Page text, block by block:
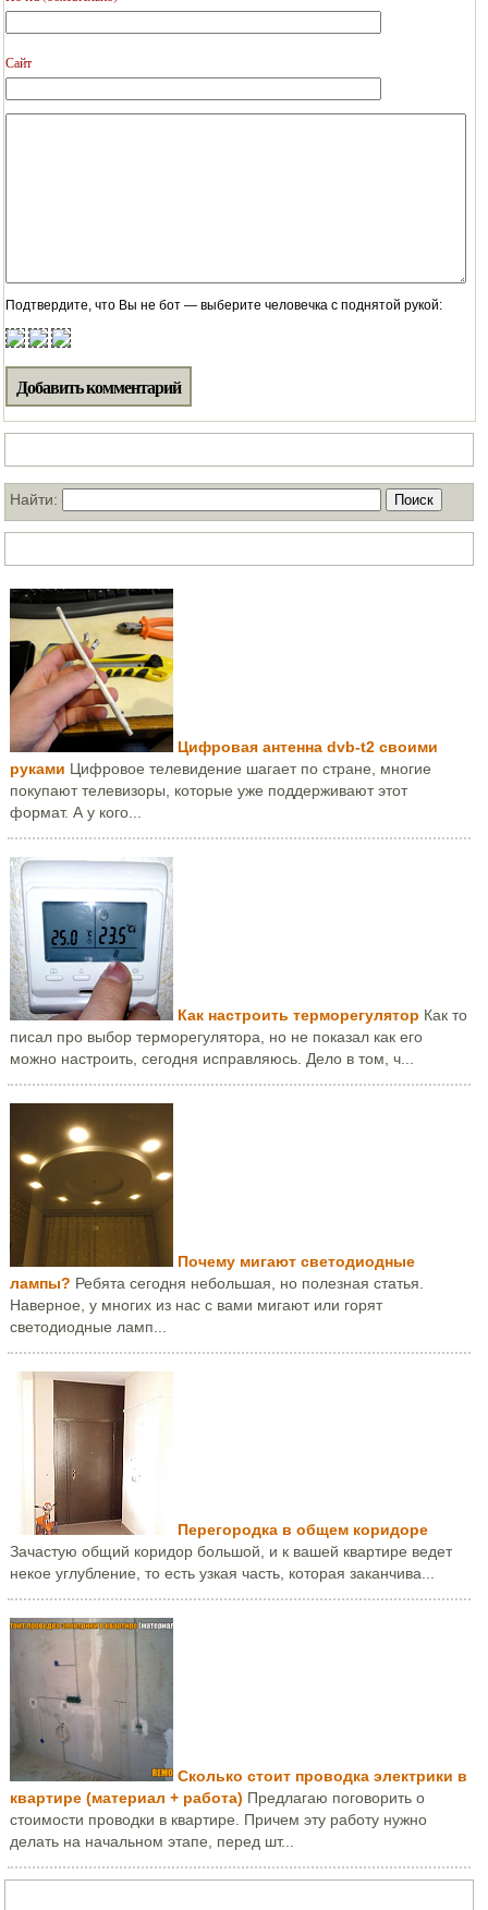
Сайт
Подтвердите, что Вы не бот — выберите человечка с поднятой рукой:
Найти:
Цифровая антенна dvb-t2 своими
руками Цифровое телевидение шагает по стране, многие
покупают телевизоры, которые уже поддерживают этот
формат. А у кого...
Как настроить терморегулятор Как то
писал про выбор терморегулятора, но не показал как его
можно настроить, сегодня исправляюсь. Дело в том, ч...
Почему мигают светодиодные
лампы? Ребята сегодня небольшая, но полезная статья.
Наверное, у многих из нас с вами мигают или горят
светодиодные ламп...
Перегородка в общем коридоре
Зачастую общий коридор большой, и к вашей квартире ведет
некое углубление, то есть узкая часть, которая заканчива...
Сколько стоит проводка электрики в
квартире (материал + работа) Предлагаю поговорить о
стоимости проводки в квартире. Причем эту работу нужно
делать на начальном этапе, перед шт...